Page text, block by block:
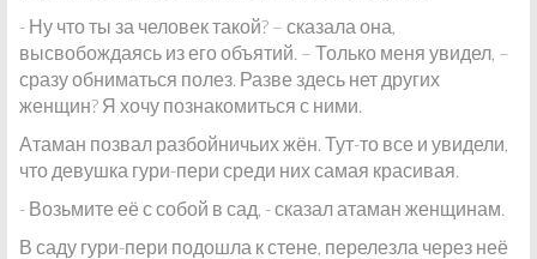
- Ну что ты за человек такой? – сказала она,
высвобождаясь из его объятий. – Только меня увидел, –
сразу обниматься полез. Разве здесь нет других
женщин? Я хочу познакомиться с ними.
Атаман позвал разбойничьих жён. Тут-то все и увидели,
что девушка гури-пери среди них самая красивая.
- Возьмите её с собой в сад, - сказал атаман женщинам.
В саду гури-пери подошла к стене, перелезла через неё